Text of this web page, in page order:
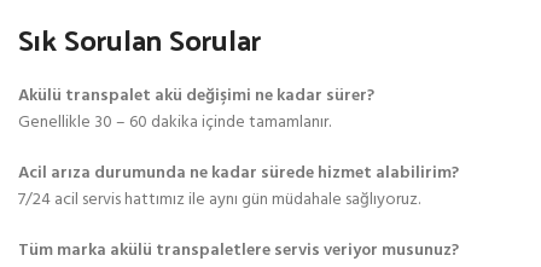
Sık Sorulan Sorular
Akülü transpalet akü değişimi ne kadar sürer?
Genellikle 30 – 60 dakika içinde tamamlanır.
Acil arıza durumunda ne kadar sürede hizmet alabilirim?
7/24 acil servis hattımız ile aynı gün müdahale sağlıyoruz.
Tüm marka akülü transpaletlere servis veriyor musunuz?